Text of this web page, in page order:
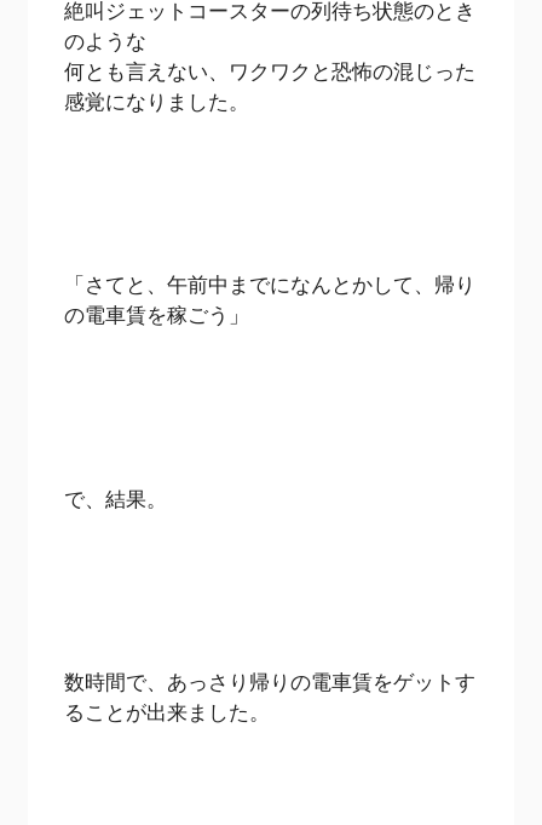
絶叫ジェットコースターの列待ち状態のとき
のような
何とも言えない、ワクワクと恐怖の混じった
感覚になりました。
「さてと、午前中までになんとかして、帰り
の電車賃を稼ごう」
で、結果。
数時間で、あっさり帰りの電車賃をゲットす
ることが出来ました。